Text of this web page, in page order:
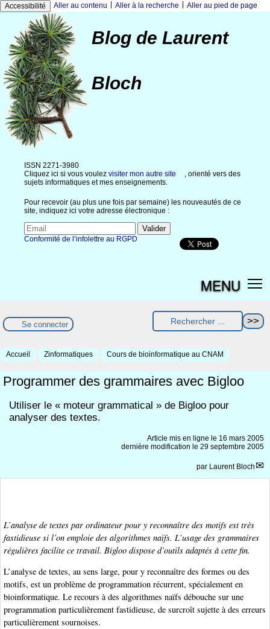
Accessibilité Aller au contenu Aller à la recherche Aller au pied de page
Blog de Laurent
Bloch
ISSN 2271-3980
Cliquez ici si vous voulez visiter mon autre site
, orienté vers des
sujets informatiques et mes enseignements.
Pour recevoir (au plus une fois par semaine) les nouveautés de ce
site, indiquez ici votre adresse électronique :
Conformité de l’infolettre au RGPD
MENU
Se connecter
Accueil Zinformatiques Cours de bioinformatique au CNAM
Programmer des grammaires avec Bigloo
Utiliser le « moteur grammatical » de Bigloo pour
analyser des textes.
Article mis en ligne le 16 mars 2005
dernière modification le 29 septembre 2005
par Laurent Bloch
L’analyse de textes par ordinateur pour y reconnaître des motifs est très
fastidieuse si l’on emploie des algorithmes naïfs. L’usage des grammaires
régulières facilite ce travail. Bigloo dispose d’outils adaptés à cette fin.
L’analyse de textes, au sens large, pour y reconnaître des formes ou des
motifs, est un problème de programmation récurrent, spécialement en
bioinformatique. Le recours à des algorithmes naïfs débouche sur une
programmation particulièrement fastidieuse, de surcroît sujette à des erreurs
particulièrement sournoises.